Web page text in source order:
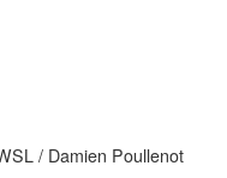
/ Damien Poullenot